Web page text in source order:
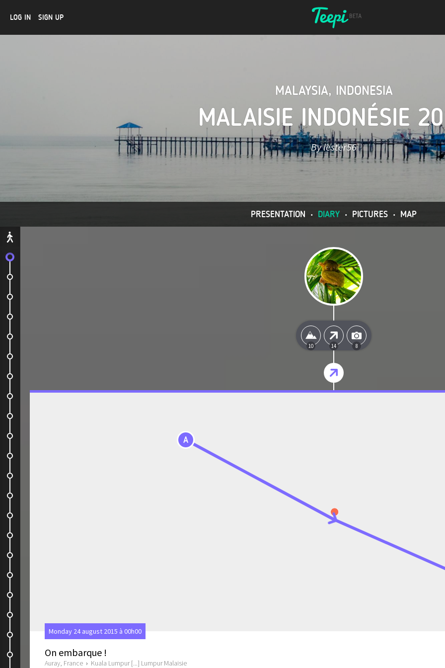
LOG IN SIGN UP
MALAYSIA, INDONESIA
MALAISIE INDONÉSIE
By lester56
PRESENTATION • DIARY • PICTURES • MAP
Street Art et Transformers
Sur la route
10 14 8
A
Monday 24 august 2015 à 00h00
On embarque !
Auray, France › Kuala Lumpur [...] Lumpur Malaisie